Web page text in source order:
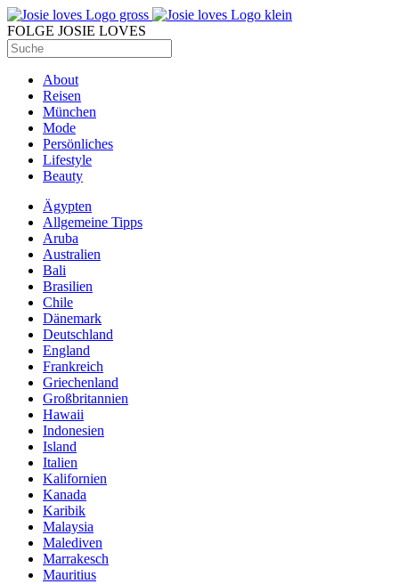
FOLGE JOSIE LOVES
About
Reisen
München
Mode
Persönliches
Lifestyle
Beauty
Ägypten
Allgemeine Tipps
Aruba
Australien
Bali
Brasilien
Chile
Dänemark
Deutschland
England
Frankreich
Griechenland
Großbritannien
Hawaii
Indonesien
Island
Italien
Kalifornien
Kanada
Karibik
Malaysia
Malediven
Marrakesch
Mauritius